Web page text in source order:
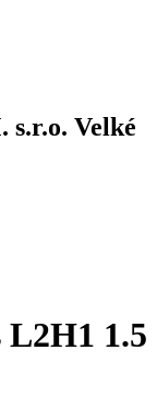
s.r.o. Velké
L2H1 1.5